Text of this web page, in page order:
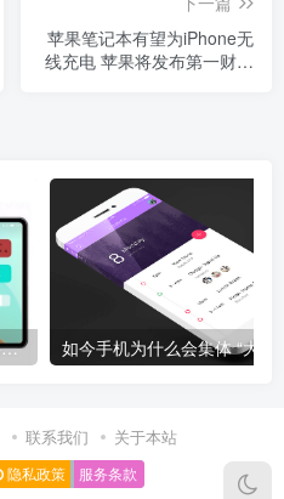
苹果笔记本有望为iPhone无
线充电 苹果将发布第一财季
OPPO刘波透漏，平板电脑将于明年上半年发布
联系我们 关于本站
隐私政策 服务条款